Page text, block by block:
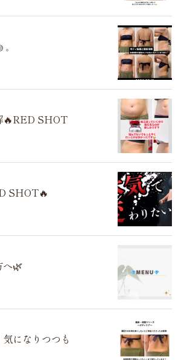
🔥RED SHOT
SHOT🔥
へ🌿
になりつつも